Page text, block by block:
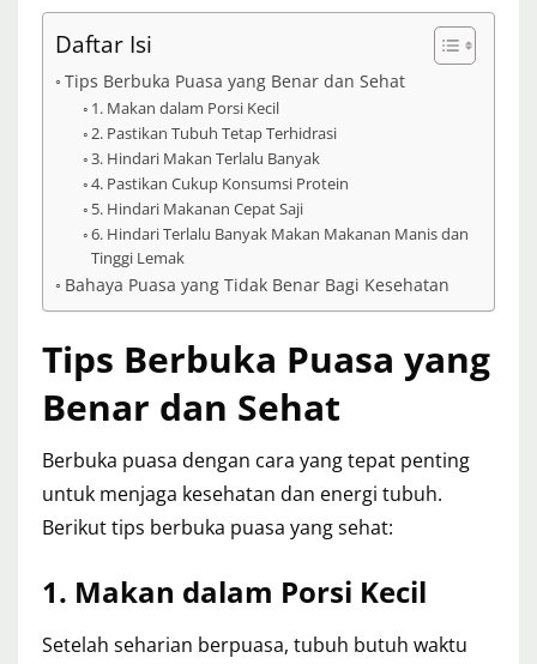
Daftar Isi
Tips Berbuka Puasa yang Benar dan Sehat
1. Makan dalam Porsi Kecil
2. Pastikan Tubuh Tetap Terhidrasi
3. Hindari Makan Terlalu Banyak
4. Pastikan Cukup Konsumsi Protein
5. Hindari Makanan Cepat Saji
6. Hindari Terlalu Banyak Makan Makanan Manis dan
Tinggi Lemak
Bahaya Puasa yang Tidak Benar Bagi Kesehatan
Tips Berbuka Puasa yang
Benar dan Sehat
Berbuka puasa dengan cara yang tepat penting
untuk menjaga kesehatan dan energi tubuh.
Berikut tips berbuka puasa yang sehat:
1. Makan dalam Porsi Kecil
Setelah seharian berpuasa, tubuh butuh waktu